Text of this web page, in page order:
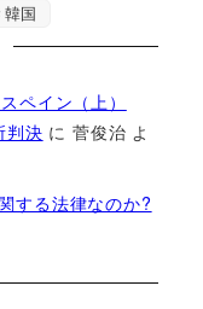
韓国
ペイン（上）
判決 に菅俊治 よ
する法律なのか?